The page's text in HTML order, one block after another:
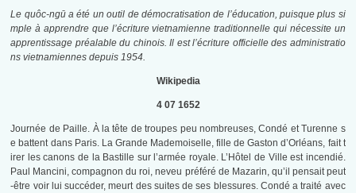
Le quôc-ngū a été un outil de démocratisation de l’éducation, puisque plus si
mple à apprendre que l’écriture vietnamienne traditionnelle qui nécessite un
apprentissage préalable du chinois. Il est l’écriture officielle des administratio
ns vietnamiennes depuis 1954.
Wikipedia
4 07 1652
Journée de Paille. À la tête de troupes peu nombreuses, Condé et Turenne s
e battent dans Paris. La Grande Mademoiselle, fille de Gaston d’Orléans, fait t
irer les canons de la Bastille sur l’armée royale. L’Hôtel de Ville est incendié.
Paul Mancini, compagnon du roi, neveu préféré de Mazarin, qu’il pensait peut
-être voir lui succéder, meurt des suites de ses blessures. Condé a traité avec